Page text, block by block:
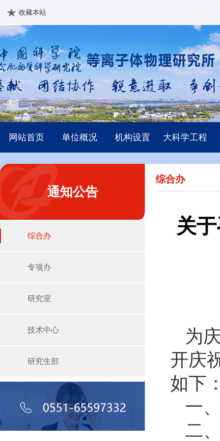
收藏本站
网站首页 单位概况 机构设置 大科学工程
通知公告
综合办
专项办
研究室
技术中心
研究生部
综合办
关
为
开庆
如下
一
二